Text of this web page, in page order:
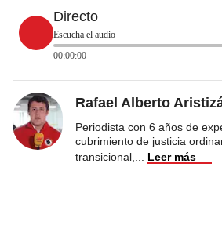
Directo
Escucha el audio
00:00:00
Rafael Alberto
Periodista con 6 años de
cubrimiento de justicia
transicional,
Leer más